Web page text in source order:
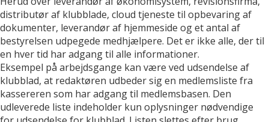
distributør af klubblade, cloud tjeneste til opbevaring af
dokumenter, leverandør af hjemmeside og et antal af
bestyrelsen udpegede medhjælpere. Det er ikke alle, der til
en hver tid har adgang til alle informationer.
Eksempel på arbejdsgange kan være ved udsendelse af
klubblad, at redaktøren udbeder sig en medlemsliste fra
kassereren som har adgang til medlemsbasen. Den
udleverede liste indeholder kun oplysninger nødvendige